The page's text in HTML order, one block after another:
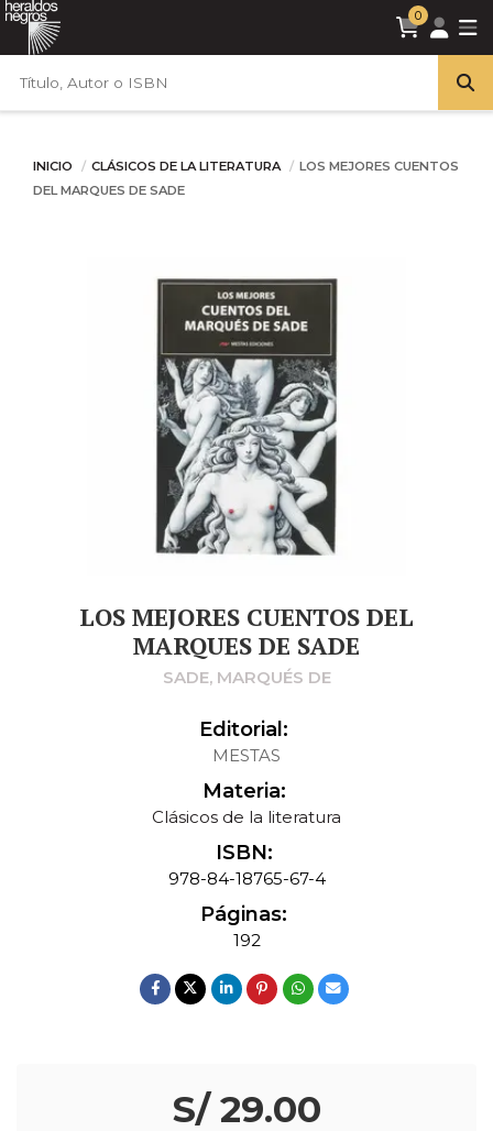
0
INICIO CLÁSICOS DE LA LITERATURA
LOS MEJORES CUENTOS
DEL MARQUES DE SADE
LOS MEJORES CUENTOS DEL
MARQUES DE SADE
SADE, MARQUÉS DE
Editorial:
MESTAS
Materia:
Clásicos de la literatura
ISBN:
978-84-18765-67-4
Páginas:
192
S/ 29.00